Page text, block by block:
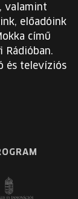
valamint
előadóink
című
Rádióban.
és televíziós